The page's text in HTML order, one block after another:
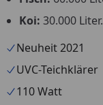
Koi: 30.000 Liter.
Neuheit 2021
UVC-Teichklärer
110 Watt